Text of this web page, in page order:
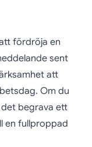
fördröja en
sent
att
Om du
begrava ett
en fullproppad